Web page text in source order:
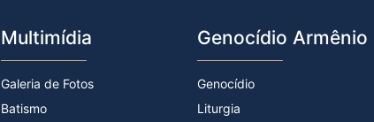
Multimídia
Galeria de Fotos
Batismo
Genocídio Armênio
Genocídio
Liturgia